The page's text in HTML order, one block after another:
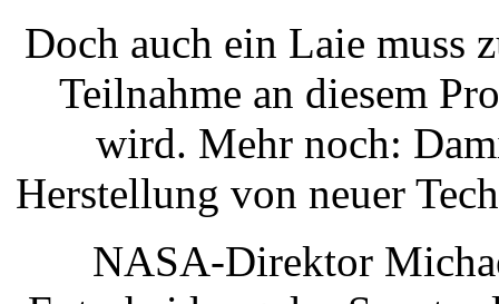
Doch auch ein Laie muss
Teilnahme an diesem
wird. Mehr noch:
Herstellung von neuer
NASA-Direktor